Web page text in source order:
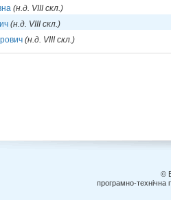
(н.д. VIII скл.)
(н.д. VIII скл.)
(н.д. VIII скл.)
©
програмно-технічна